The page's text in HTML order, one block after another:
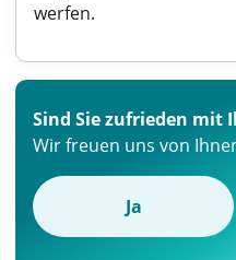
werfen.
Sind Sie zufrieden mit
Wir freuen uns von
Ja